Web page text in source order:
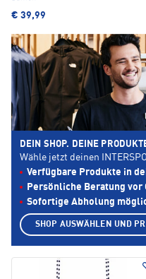
€ 39,99
DEIN SHOP. DEINE
Wähle jetzt deinen
Verfügbare Produkte in
Persönliche Beratung vor
Sofortige Abholung